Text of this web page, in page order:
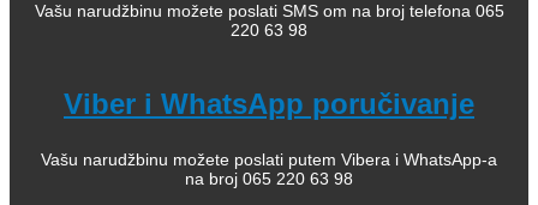
Vašu narudžbinu možete poslati SMS om na broj telefona 065
220 63 98
Viber i WhatsApp poručivanje
Vašu narudžbinu možete poslati putem Vibera i WhatsApp-a
na broj 065 220 63 98